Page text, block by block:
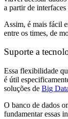
a partir de interfaces
Assim, é mais fácil
entre os times, de
Suporte a
Essa flexibilidade
é útil
soluções de Big
O banco de dados
fundamentar essas